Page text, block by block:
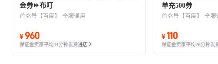
金券⏩布叮
首充号【百度】 全服通用
¥ 960
保证金卖家平均44分钟发货进店
单充500券
首充号【百度】 全服
¥ 110
保证金卖家平均26分钟发